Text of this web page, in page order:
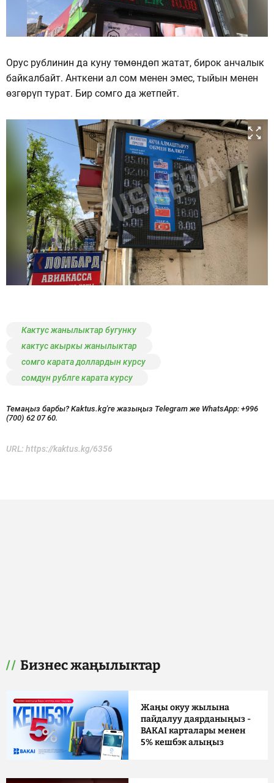
Орус рублинин да куну төмөндөп жатат, бирок анчалык
байкалбайт. Анткени ал сом менен эмес, тыйын менен
өзгөрүп турат. Бир сомго да жетпейт.
Кактус жанылыктар бугунку
кактус акыркы жанылыктар
сомго карата доллардын курсу
сомдун рублге карата курсу
Темаңыз барбы? Kaktus.kg'ге жазыңыз Telegram же WhatsApp: +996
(700) 62 07 60.
URL: https://kaktus.kg/6356
Бизнес жаңылыктар
Жаңы окуу жылына
пайдалуу даярданыңыз -
BAKAI карталары менен
5% кешбэк алыңыз